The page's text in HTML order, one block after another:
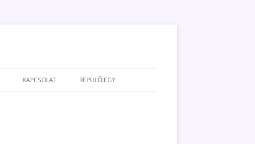
KAPCSOLAT REPÜLŐJEGY